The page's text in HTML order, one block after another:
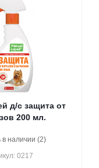
д/с защита от
200 мл.
в наличии (2)
0217